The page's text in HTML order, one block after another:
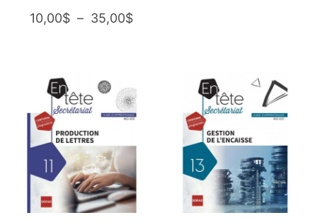
10,00$ – 35,00$Plage
à
35,00$